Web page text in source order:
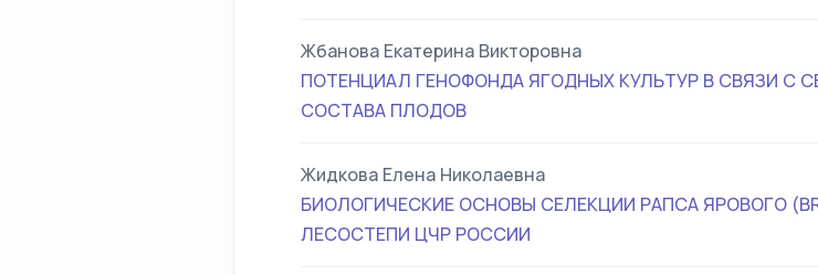
Жбанова Екатерина Викторовна
ПОТЕНЦИАЛ ГЕНОФОНДА ЯГОДНЫХ КУЛЬТУР В СВЯЗИ С
СОСТАВА ПЛОДОВ
Жидкова Елена Николаевна
БИОЛОГИЧЕСКИЕ ОСНОВЫ СЕЛЕКЦИИ РАПСА ЯРОВОГО
ЛЕСОСТЕПИ ЦЧР РОССИИ